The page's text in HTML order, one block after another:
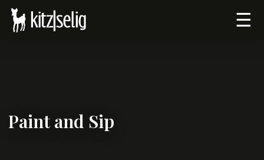
☰
Paint and Sip